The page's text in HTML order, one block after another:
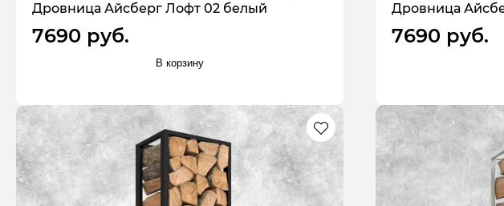
Дровница Айсберг Лофт 02 белый
7690 руб.
В корзину
Дровница
7690 руб.